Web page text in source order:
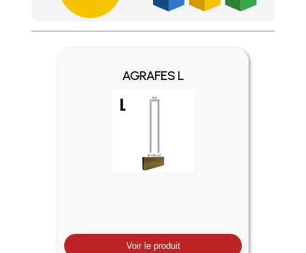
Profitez des Frais de port offerts en France
AGRAFES L
Voir le produit